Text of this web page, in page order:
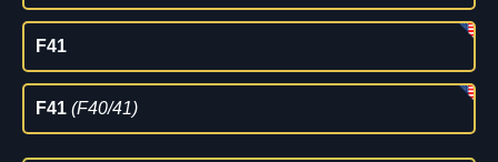
F41
F41 (F40/41)